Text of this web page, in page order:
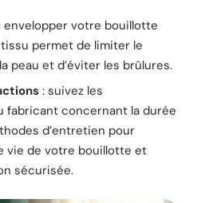
envelopper votre bouillotte
permet de limiter le
peau et d’éviter les brûlures.
: suivez les
fabricant concernant la durée
d’entretien pour
vie de votre bouillotte et
sécurisée.